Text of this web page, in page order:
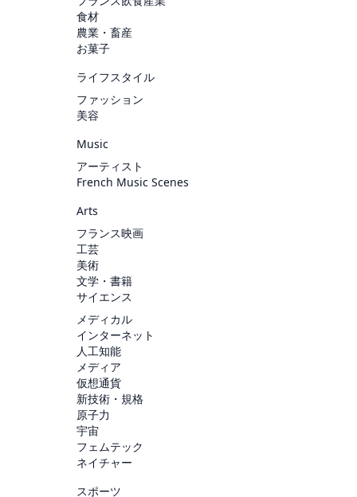
食材
農業・畜産
お菓子
ライフスタイル
ファッション
美容
Music
アーティスト
French Music Scenes
Arts
フランス映画
工芸
美術
文学・書籍
サイエンス
メディカル
インターネット
人工知能
メディア
仮想通貨
新技術・規格
原子力
宇宙
フェムテック
ネイチャー
スポーツ